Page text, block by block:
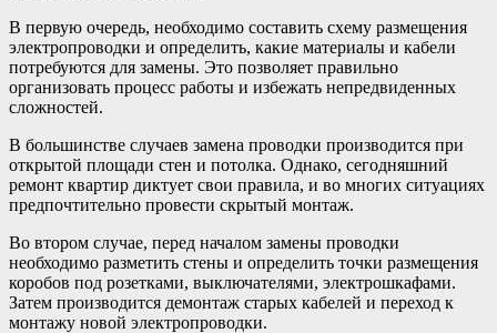
В первую очередь, необходимо составить схему размещения
электропроводки и определить, какие материалы и кабели
потребуются для замены. Это позволяет правильно
организовать процесс работы и избежать непредвиденных
сложностей.
В большинстве случаев замена проводки производится при
открытой площади стен и потолка. Однако, сегодняшний
ремонт квартир диктует свои правила, и во многих ситуациях
предпочтительно провести скрытый монтаж.
Во втором случае, перед началом замены проводки
необходимо разметить стены и определить точки размещения
коробов под розетками, выключателями, электрошкафами.
Затем производится демонтаж старых кабелей и переход к
монтажу новой электропроводки.